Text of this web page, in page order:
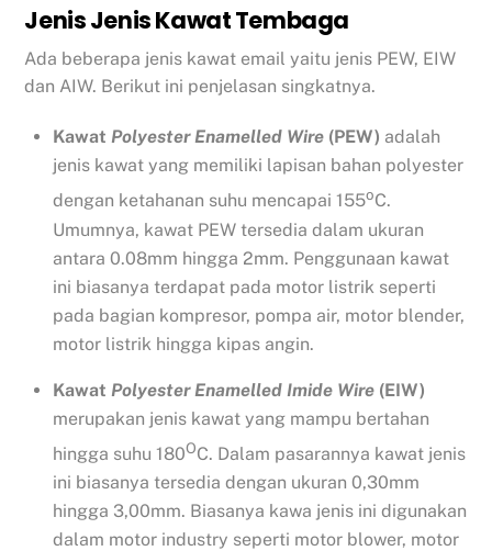
Jenis Jenis Kawat Tembaga
Ada beberapa jenis kawat email yaitu jenis PEW, EIW
dan AIW. Berikut ini penjelasan singkatnya.
Kawat Polyester Enamelled Wire (PEW) adalah
jenis kawat yang memiliki lapisan bahan polyester
dengan ketahanan suhu mencapai 155oC.
Umumnya, kawat PEW tersedia dalam ukuran
antara 0.08mm hingga 2mm. Penggunaan kawat
ini biasanya terdapat pada motor listrik seperti
pada bagian kompresor, pompa air, motor blender,
motor listrik hingga kipas angin.
Kawat Polyester Enamelled Imide Wire (EIW)
merupakan jenis kawat yang mampu bertahan
hingga suhu 180OC. Dalam pasarannya kawat jenis
ini biasanya tersedia dengan ukuran 0,30mm
hingga 3,00mm. Biasanya kawa jenis ini digunakan
dalam motor industry seperti motor blower, motor